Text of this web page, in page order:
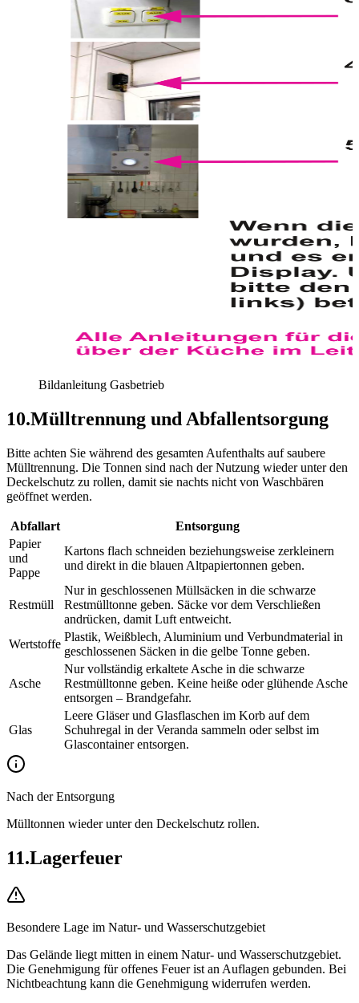
Bildanleitung Gasbetrieb
10.Mülltrennung und Abfallentsorgung
Bitte achten Sie während des gesamten Aufenthalts auf saubere
Mülltrennung. Die Tonnen sind nach der Nutzung wieder unter den
Deckelschutz zu rollen, damit sie nachts nicht von Waschbären
geöffnet werden.
Abfallart
Entsorgung
Papier
und
Pappe
Kartons flach schneiden beziehungsweise zerkleinern
und direkt in die blauen Altpapiertonnen geben.
Restmüll
Nur in geschlossenen Müllsäcken in die schwarze
Restmülltonne geben. Säcke vor dem Verschließen
andrücken, damit Luft entweicht.
Wertstoffe
Plastik, Weißblech, Aluminium und Verbundmaterial in
geschlossenen Säcken in die gelbe Tonne geben.
Asche
Nur vollständig erkaltete Asche in die schwarze
Restmülltonne geben. Keine heiße oder glühende Asche
entsorgen – Brandgefahr.
Glas
Leere Gläser und Glasflaschen im Korb auf dem
Schuhregal in der Veranda sammeln oder selbst im
Glascontainer entsorgen.
Nach der Entsorgung
Mülltonnen wieder unter den Deckelschutz rollen.
11.Lagerfeuer
Besondere Lage im Natur- und Wasserschutzgebiet
Das Gelände liegt mitten in einem Natur- und Wasserschutzgebiet.
Die Genehmigung für offenes Feuer ist an Auflagen gebunden. Bei
Nichtbeachtung kann die Genehmigung widerrufen werden.